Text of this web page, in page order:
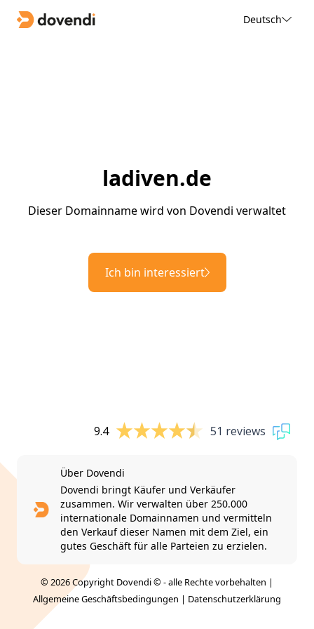
Deutsch
ladiven.de
Dieser Domainname wird von Dovendi verwaltet
Ich bin interessiert
9.4 51 reviews
Über Dovendi
Dovendi bringt Käufer und Verkäufer
zusammen. Wir verwalten über 250.000
internationale Domainnamen und vermitteln
den Verkauf dieser Namen mit dem Ziel, ein
gutes Geschäft für alle Parteien zu erzielen.
© 2026 Copyright Dovendi © - alle Rechte vorbehalten |
Allgemeine Geschäftsbedingungen | Datenschutzerklärung